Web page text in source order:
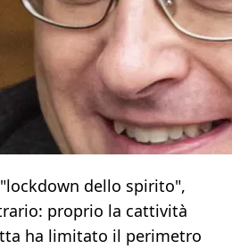
dello spirito",
proprio la cattività
ha limitato il perimetro